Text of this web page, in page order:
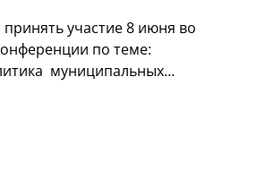
участие 8 июня во
по теме:
муниципальных